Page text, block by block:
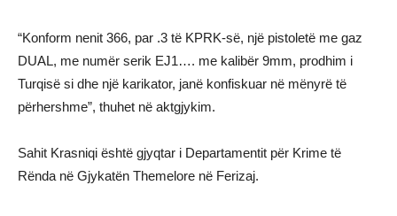
“Konform nenit 366, par .3 të KPRK-së, një pistoletë me gaz
DUAL, me numër serik EJ1…. me kalibër 9mm, prodhim i
Turqisë si dhe një karikator, janë konfiskuar në mënyrë të
përhershme”, thuhet në aktgjykim.
Sahit Krasniqi është gjyqtar i Departamentit për Krime të
Rënda në Gjykatën Themelore në Ferizaj.